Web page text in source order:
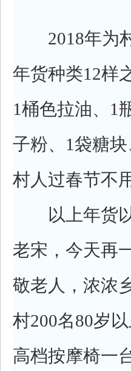
2018年为村
年货种类12样
1桶色拉油、1
子粉、1袋糖
村人过春节不
以上年货以
老宋，今天再
敬老人，浓浓
村200名80岁
高档按摩椅一